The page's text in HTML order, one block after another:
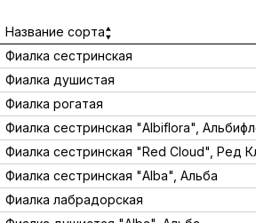
Название сорта
Фиалка сестринская
Фиалка душистая
Фиалка рогатая
Фиалка сестринская "Albiflora",
Фиалка сестринская "Red Cloud", Ред
Фиалка сестринская "Alba", Альба
Фиалка лабрадорская